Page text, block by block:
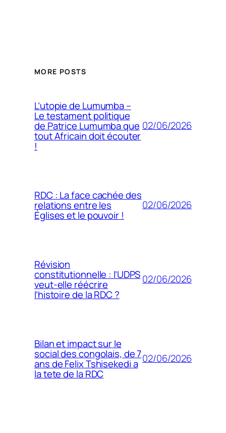
MORE POSTS
L’utopie de Lumumba –
Le testament politique
de Patrice Lumumba que
tout Africain doit écouter
!
02/06/2026
RDC : La face cachée des
relations entre les
Églises et le pouvoir !
02/06/2026
Révision
constitutionnelle : l’UDPS
veut-elle réécrire
l’histoire de la RDC ?
02/06/2026
Bilan et impact sur le
social des congolais, de 7
ans de Felix Tshisekedi a
la tete de la RDC
02/06/2026